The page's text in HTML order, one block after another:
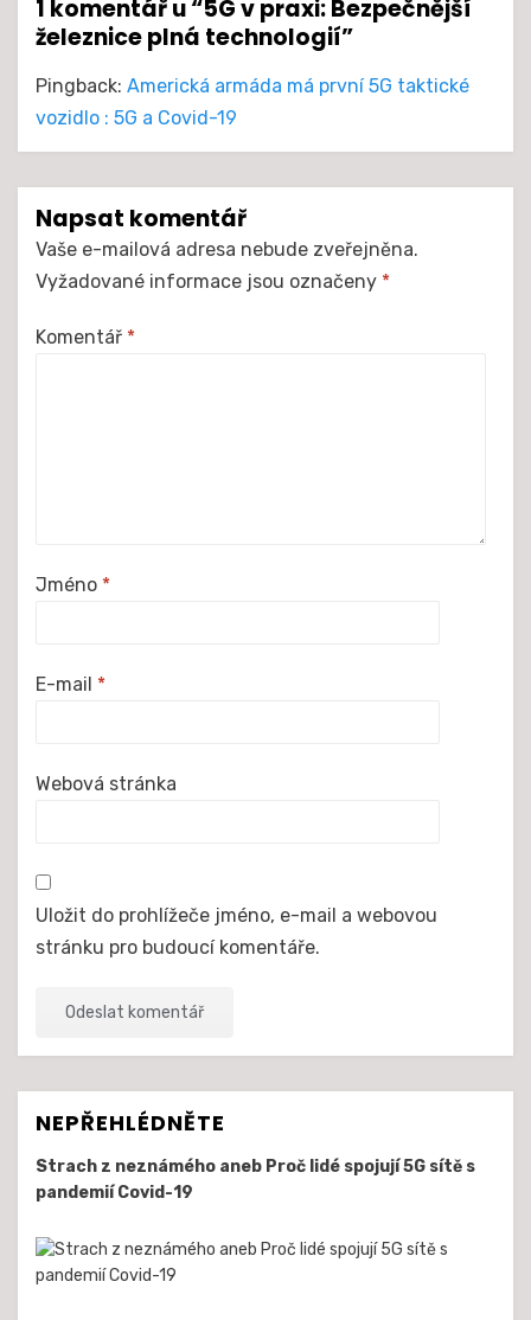
1 komentář u “5G v praxi: Bezpečnější
železnice plná technologií”
Pingback: Americká armáda má první 5G taktické
vozidlo : 5G a Covid-19
Napsat komentář
Vaše e-mailová adresa nebude zveřejněna.
Vyžadované informace jsou označeny *
Komentář *
Jméno *
E-mail *
Webová stránka
Uložit do prohlížeče jméno, e-mail a webovou
stránku pro budoucí komentáře.
NEPŘEHLÉDNĚTE
Strach z neznámého aneb Proč lidé spojují 5G sítě s
pandemií Covid-19